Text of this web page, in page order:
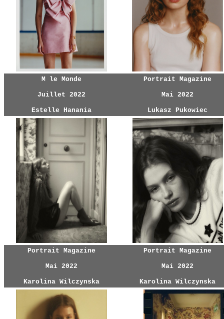
M le Monde
Juillet 2022
Estelle Hanania
Portrait Magazine
Mai 2022
Lukasz Pukowiec
Portrait Magazine
Mai 2022
Karolina Wilczynska
Portrait Magazine
Mai 2022
Karolina Wilczynska